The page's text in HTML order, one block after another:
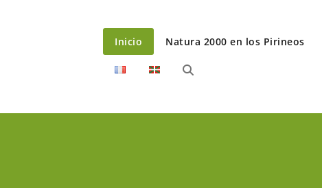
Inicio Natura 2000 en los Pirineos